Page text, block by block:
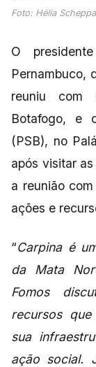
Foto: Hélia Scheppa
O
Pernambuco,
reuniu com
Botafogo, e
(PSB), no
após visitar
a reunião
ações e
“Carpina é
da Mata
Fomos
recursos
sua
ação social.